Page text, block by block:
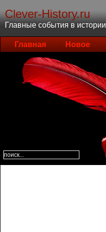
Clever-History.ru
Главные события в истории
Главная Новое